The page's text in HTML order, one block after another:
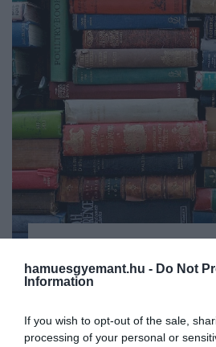
hamuesgyemant.hu - Do Not
Information
If you wish to opt-out of the sale,
processing of your personal or
Mai világunkban a szó
alapvető értéknek számít,
könyv, amit egykor
7 híres regény,
maga…